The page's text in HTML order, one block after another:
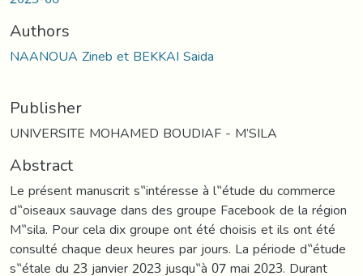
Authors
NAANOUA Zineb et BEKKAI Saida
Publisher
UNIVERSITE MOHAMED BOUDIAF - M’SILA
Abstract
Le présent manuscrit s‟intéresse à l‟étude du commerce
d‟oiseaux sauvage dans des groupe Facebook de la région
M‟sila. Pour cela dix groupe ont été choisis et ils ont été
consulté chaque deux heures par jours. La période d‟étude
s‟étale du 23 janvier 2023 jusqu‟à 07 mai 2023. Durant